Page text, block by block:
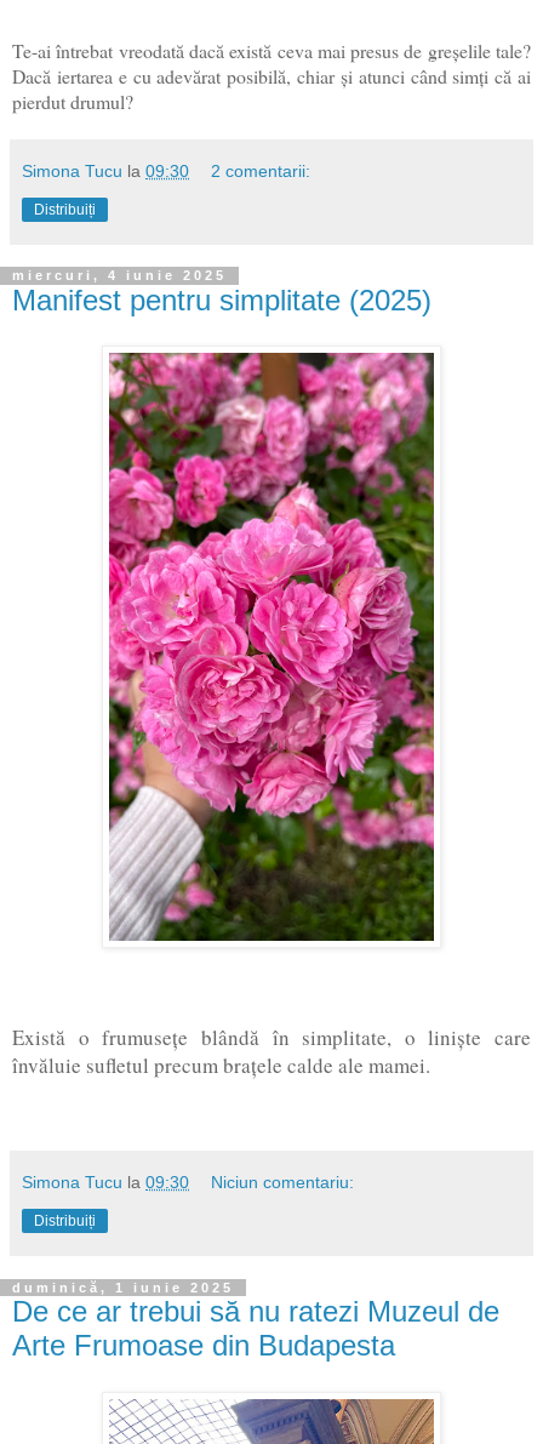
Te-ai întrebat vreodată dacă există ceva mai presus de greșelile tale?
Dacă iertarea e cu adevărat posibilă, chiar și atunci când simți că ai
pierdut drumul?
Simona Tucu la 09:30 2 comentarii:
Distribuiți
miercuri, 4 iunie 2025
Manifest pentru simplitate (2025)
Există o frumusețe blândă în simplitate, o liniște care
învăluie sufletul precum brațele calde ale mamei.
Simona Tucu la 09:30 Niciun comentariu:
Distribuiți
duminică, 1 iunie 2025
De ce ar trebui să nu ratezi Muzeul de
Arte Frumoase din Budapesta